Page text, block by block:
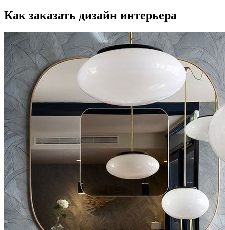
Как заказать дизайн интерьера